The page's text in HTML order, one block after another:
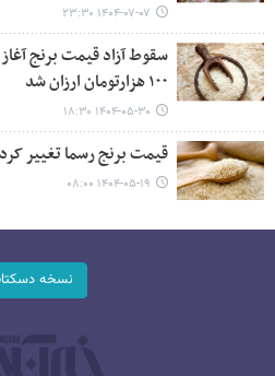
۱۴۰۴-۰۷-۰۷ ۲۳:۳۰
سقوط آزاد قیمت برنج
۱۰۰ هزارتومان ارزان شد
۱۴۰۴-۰۵-۳۰ ۱۸:۳۰
قیمت برنج رسما تغییر
۱۴۰۴-۰۵-۱۹ ۰۸:۰۰
نسخه